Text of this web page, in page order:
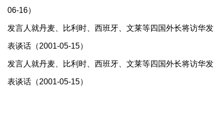
06-16）
发言人就丹麦、比利时、西班牙、文莱等四国外长将访华发
表谈话（2001-05-15）
发言人就丹麦、比利时、西班牙、文莱等四国外长将访华发
表谈话（2001-05-15）